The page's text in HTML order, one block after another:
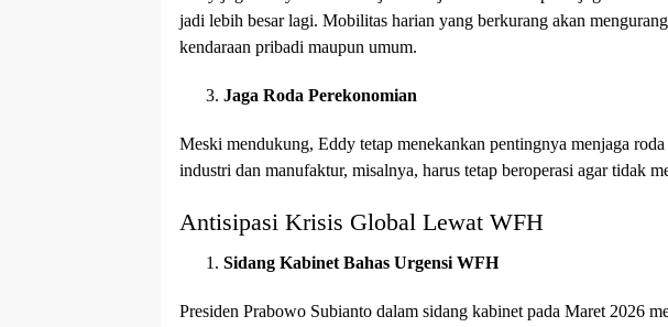
jadi lebih besar lagi. Mobilitas harian yang berkurang akan
kendaraan pribadi maupun umum.
Jaga Roda Perekonomian
Meski mendukung, Eddy tetap menekankan pentingnya menjaga
industri dan manufaktur, misalnya, harus tetap beroperasi agar tidak
Antisipasi Krisis Global Lewat WFH
Sidang Kabinet Bahas Urgensi WFH
Presiden Prabowo Subianto dalam sidang kabinet pada Maret 2026